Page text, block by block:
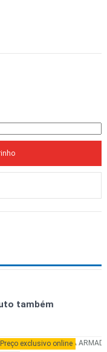
também
Preço exclusivo online